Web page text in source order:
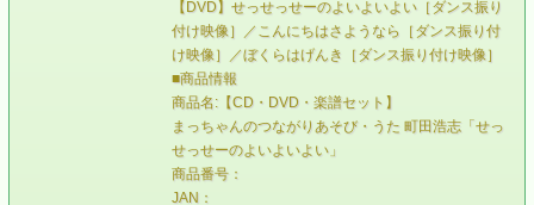
【DVD】せっせっせーのよいよいよい［ダンス振り
付け映像］／こんにちはさようなら［ダンス振り付
け映像］／ぼくらはげんき［ダンス振り付け映像］
■商品情報
商品名:【CD・DVD・楽譜セット】
まっちゃんのつながりあそび・うた 町田浩志「せっ
せっせーのよいよいよい」
商品番号：
JAN：